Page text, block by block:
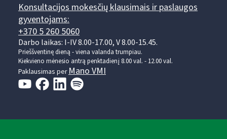
Konsultacijos mokesčių klausimais ir paslaugos
gyventojams:
+370 5 260 5060
Darbo laikas: I-IV 8.00-17.00, V 8.00-15.45.
Prieššventinę dieną - viena valanda trumpiau.
Kiekvieno mėnesio antrą penktadienį 8.00 val. - 12.00 val.
Paklausimas per Mano VMI